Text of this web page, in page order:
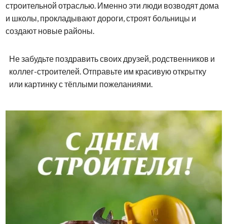
строительной отраслью. Именно эти люди возводят дома
и школы, прокладывают дороги, строят больницы и
создают новые районы.
Не забудьте поздравить своих друзей, родственников и
коллег-строителей. Отправьте им красивую открытку
или картинку с тёплыми пожеланиями.